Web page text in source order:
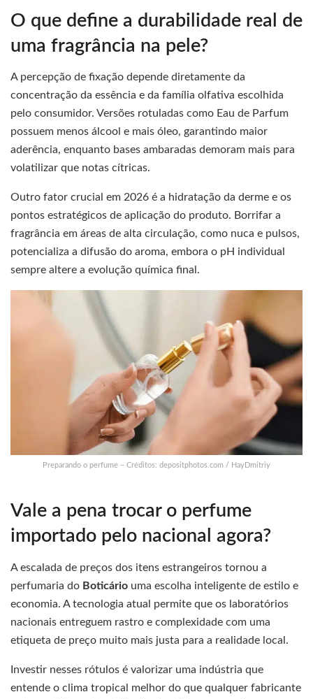
O que define a durabilidade real de
uma fragrância na pele?
A percepção de fixação depende diretamente da
concentração da essência e da família olfativa escolhida
pelo consumidor. Versões rotuladas como Eau de Parfum
possuem menos álcool e mais óleo, garantindo maior
aderência, enquanto bases ambaradas demoram mais para
volatilizar que notas cítricas.
Outro fator crucial em 2026 é a hidratação da derme e os
pontos estratégicos de aplicação do produto. Borrifar a
fragrância em áreas de alta circulação, como nuca e pulsos,
potencializa a difusão do aroma, embora o pH individual
sempre altere a evolução química final.
Preparando o perfume – Créditos: depositphotos.com / HayDmitriy
Vale a pena trocar o perfume
importado pelo nacional agora?
A escalada de preços dos itens estrangeiros tornou a
perfumaria do Boticário uma escolha inteligente de estilo e
economia. A tecnologia atual permite que os laboratórios
nacionais entreguem rastro e complexidade com uma
etiqueta de preço muito mais justa para a realidade local.
Investir nesses rótulos é valorizar uma indústria que
entende o clima tropical melhor do que qualquer fabricante